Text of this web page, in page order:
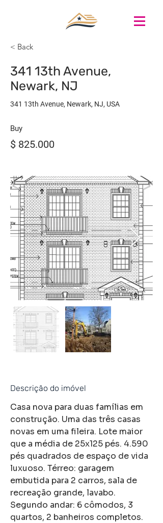
< Back
341 13th Avenue,
Newark, NJ
341 13th Avenue, Newark, NJ, USA
Buy
$ 825.000
Descrição do imóvel
Casa nova para duas famílias em
construção. Uma das três casas
novas em uma fileira. Lote maior
que a média de 25x125 pés. 4.590
pés quadrados de espaço de vida
luxuoso. Térreo: garagem
embutida para 2 carros, sala de
recreação grande, lavabo.
Segundo andar: 6 cômodos, 3
quartos, 2 banheiros completos.